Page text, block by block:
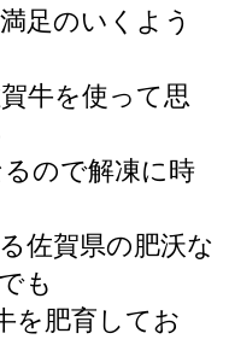
足のいくよう
牛を使って思
ので解凍に時
佐賀県の肥沃な
も
を肥育してお